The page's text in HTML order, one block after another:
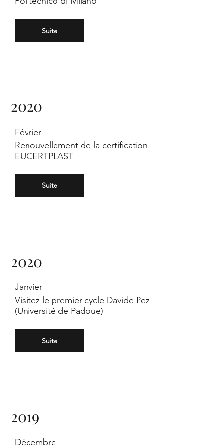
Suite
2020
Février
Renouvellement de la certification
EUCERTPLAST
Suite
2020
Janvier
Visitez le premier cycle Davide Pez
(Université de Padoue)
Suite
2019
Décembre
L,
on
e
of